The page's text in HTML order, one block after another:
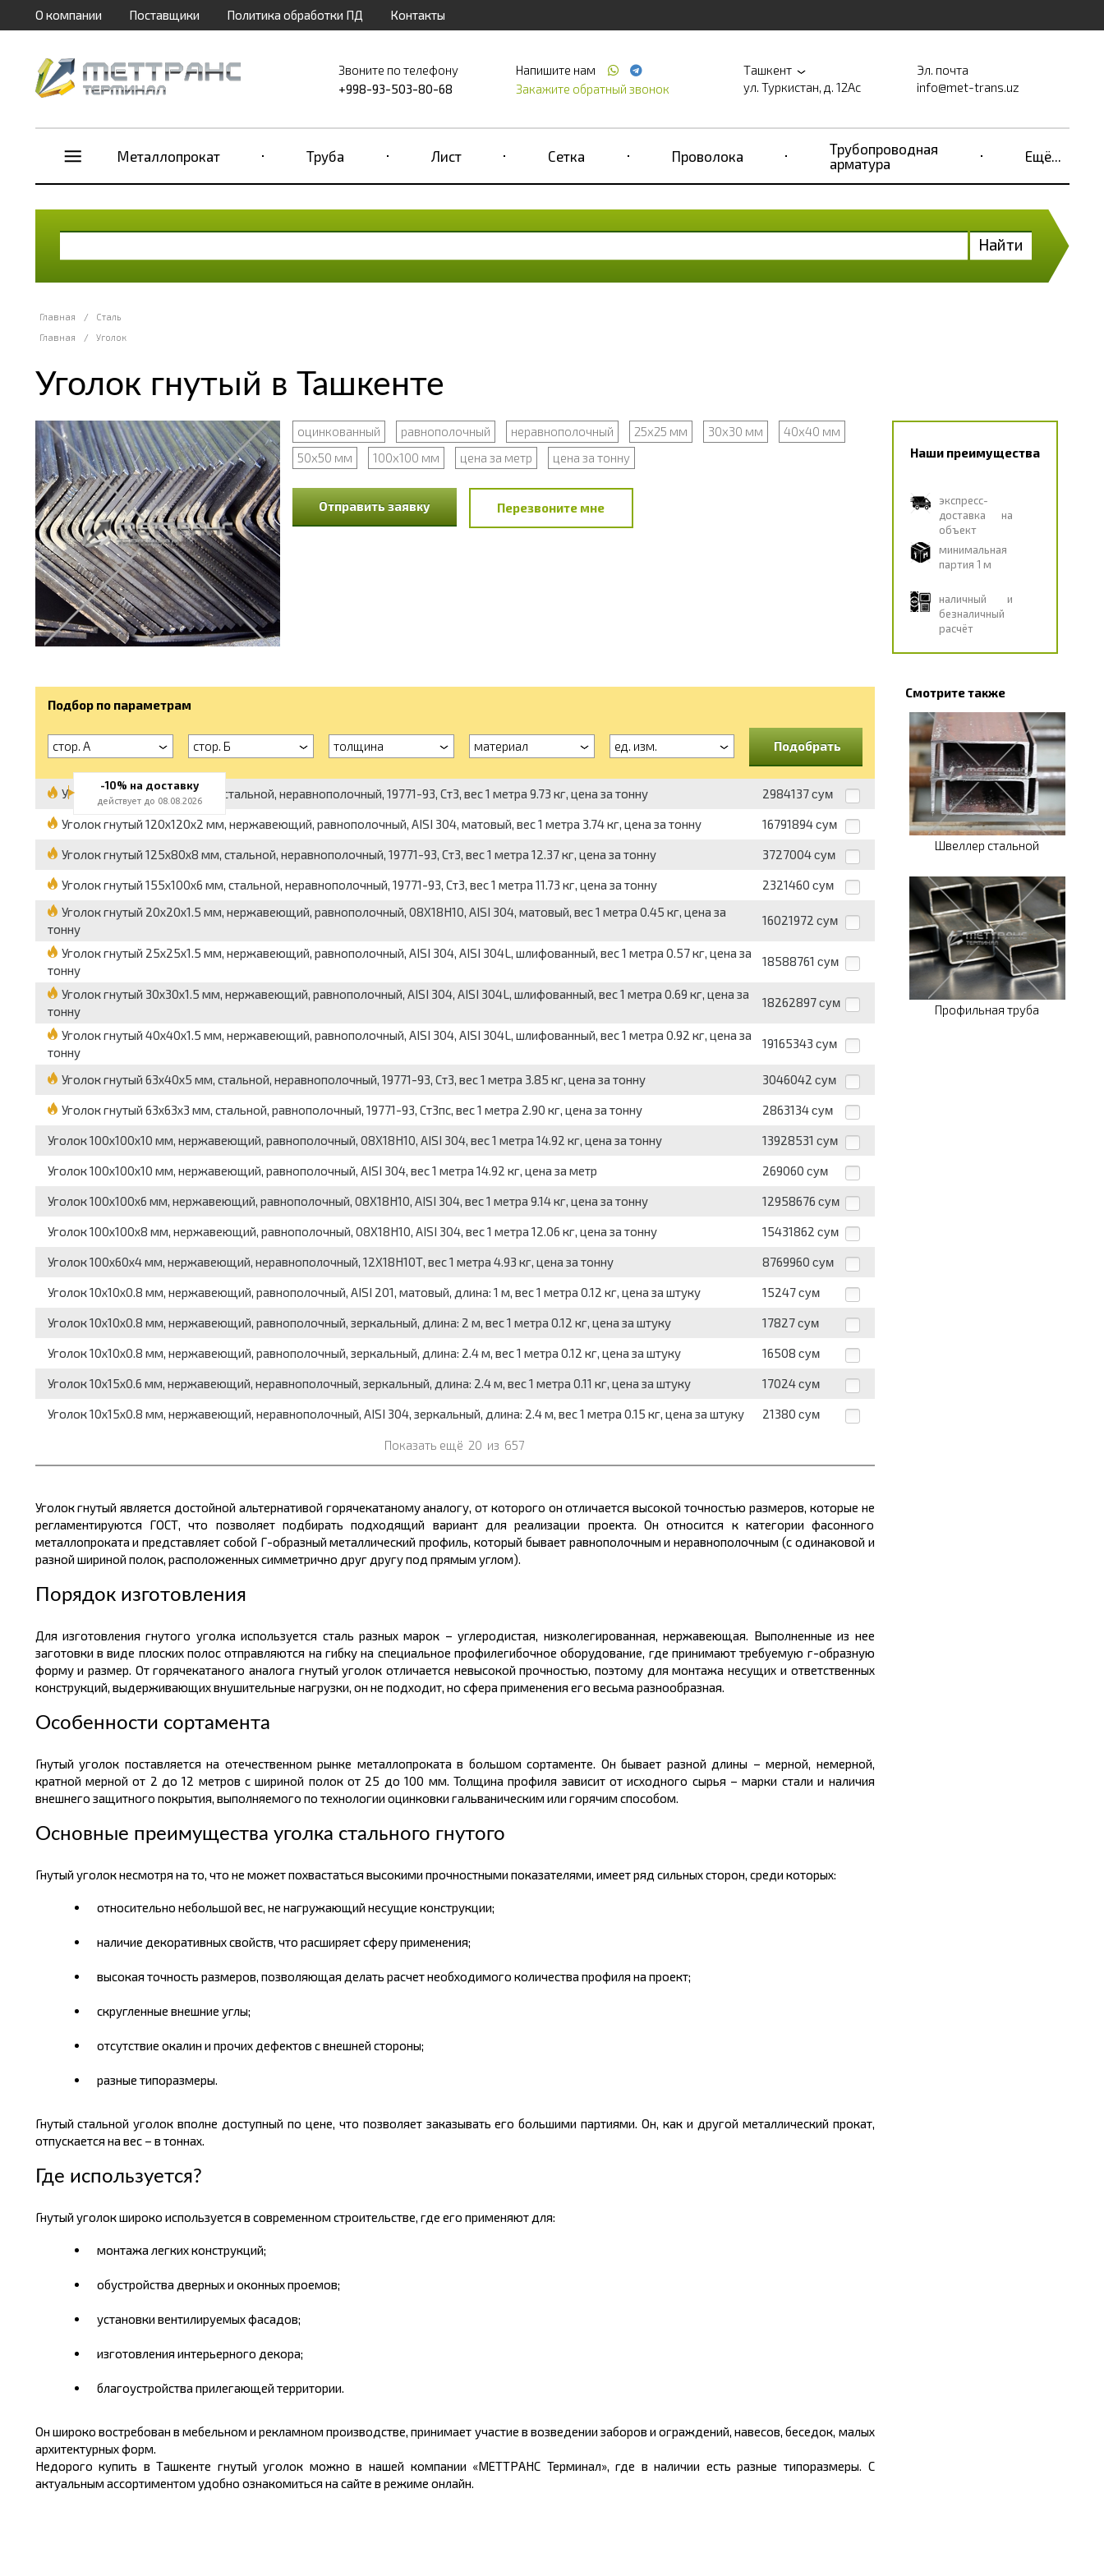
О компании Поставщики Политика обработки ПД Контакты
Звоните по телефону
+998-93-503-80-68
Напишите нам
Закажите обратный звонок
Ташкент
ул. Туркистан, д. 12Ас
Эл. почта
info@met-trans.uz
Металлопрокат Труба Лист Сетка Проволока
Трубопроводная
арматура
Ещё...
Найти
Главная /
Сталь
Главная
/ Уголок
Уголок гнутый в Ташкенте
оцинкованный равнополочный неравнополочный 25x25 мм 30x30 мм
40x40 мм
50x50 мм
100x100 мм цена за метр цена за тонну
Отправить заявку Перезвоните мне
Наши преимущества
экспресс-
доставка на
объект
минимальная
партия 1 м
наличный и
безналичный
расчёт
Подбор по параметрам
стор. А стор. Б толщина материал ед. изм. Подобрать
Уголок гнутый 100x63x8 мм, стальной, неравнополочный, 19771-93, Ст3, вес 1 метра 9.73 кг, цена за тонну 2984137 сум
Уголок гнутый 120x120x2 мм, нержавеющий, равнополочный, AISI 304, матовый, вес 1 метра 3.74 кг, цена за тонну 16791894 сум
Уголок гнутый 125x80x8 мм, стальной, неравнополочный, 19771-93, Ст3, вес 1 метра 12.37 кг, цена за тонну 3727004 сум
Уголок гнутый 155x100x6 мм, стальной, неравнополочный, 19771-93, Ст3, вес 1 метра 11.73 кг, цена за тонну 2321460 сум
Уголок гнутый 20x20x1.5 мм, нержавеющий, равнополочный, 08Х18Н10, AISI 304, матовый, вес 1 метра 0.45 кг, цена за
тонну
16021972 сум
Уголок гнутый 25x25x1.5 мм, нержавеющий, равнополочный, AISI 304, AISI 304L, шлифованный, вес 1 метра 0.57 кг, цена за
тонну
18588761 сум
Уголок гнутый 30x30x1.5 мм, нержавеющий, равнополочный, AISI 304, AISI 304L, шлифованный, вес 1 метра 0.69 кг, цена за
тонну
18262897 сум
Уголок гнутый 40x40x1.5 мм, нержавеющий, равнополочный, AISI 304, AISI 304L, шлифованный, вес 1 метра 0.92 кг, цена за
тонну
19165343 сум
Уголок гнутый 63x40x5 мм, стальной, неравнополочный, 19771-93, Ст3, вес 1 метра 3.85 кг, цена за тонну 3046042 сум
Уголок гнутый 63x63x3 мм, стальной, равнополочный, 19771-93, Ст3пс, вес 1 метра 2.90 кг, цена за тонну 2863134 сум
Уголок 100x100x10 мм, нержавеющий, равнополочный, 08Х18Н10, AISI 304, вес 1 метра 14.92 кг, цена за тонну 13928531 сум
Уголок 100x100x10 мм, нержавеющий, равнополочный, AISI 304, вес 1 метра 14.92 кг, цена за метр 269060 сум
Уголок 100x100x6 мм, нержавеющий, равнополочный, 08Х18Н10, AISI 304, вес 1 метра 9.14 кг, цена за тонну 12958676 сум
Уголок 100x100x8 мм, нержавеющий, равнополочный, 08Х18Н10, AISI 304, вес 1 метра 12.06 кг, цена за тонну 15431862 сум
Уголок 100x60x4 мм, нержавеющий, неравнополочный, 12Х18Н10Т, вес 1 метра 4.93 кг, цена за тонну 8769960 сум
Уголок 10x10x0.8 мм, нержавеющий, равнополочный, AISI 201, матовый, длина: 1 м, вес 1 метра 0.12 кг, цена за штуку 15247 сум
Уголок 10x10x0.8 мм, нержавеющий, равнополочный, зеркальный, длина: 2 м, вес 1 метра 0.12 кг, цена за штуку 17827 сум
Уголок 10x10x0.8 мм, нержавеющий, равнополочный, зеркальный, длина: 2.4 м, вес 1 метра 0.12 кг, цена за штуку 16508 сум
Уголок 10x15x0.6 мм, нержавеющий, неравнополочный, зеркальный, длина: 2.4 м, вес 1 метра 0.11 кг, цена за штуку 17024 сум
Уголок 10x15x0.8 мм, нержавеющий, неравнополочный, AISI 304, зеркальный, длина: 2.4 м, вес 1 метра 0.15 кг, цена за штуку 21380 сум
Показать ещё 20 из 657
Уголок гнутый является достойной альтернативой горячекатаному аналогу, от которого он отличается высокой точностью размеров, которые не
регламентируются ГОСТ, что позволяет подбирать подходящий вариант для реализации проекта. Он относится к категории фасонного
металлопрокатаи представляет собой Г-образныйметаллическийпрофиль, который бывает равнополочным инеравнополочным (с одинаковой и
разной шириной полок, расположенных симметрично друг другу под прямым углом).
Порядок изготовления
Для изготовления гнутого уголка используется сталь разных марок – углеродистая, низколегированная, нержавеющая. Выполненные из нее
заготовки в виде плоских полос отправляются на гибкуна специальное профилегибочное оборудование, где принимают требуемую г-образную
форму и размер. От горячекатаного аналога гнутый уголок отличается невысокой прочностью, поэтому для монтажа несущих и ответственных
конструкций, выдерживающих внушительные нагрузки, он не подходит, но сфера применения его весьма разнообразная.
Особенности сортамента
Гнутый уголок поставляется на отечественном рынке металлопроката в большом сортаменте. Он бывает разной длины – мерной, немерной,
кратной мерной от 2 до 12 метровс шириной полок от 25 до 100 мм. Толщина профиля зависит от исходного сырья – марки стали и наличия
внешнего защитного покрытия, выполняемого по технологии оцинковки гальваническим или горячим способом.
Основные преимущества уголка стального гнутого
Гнутый уголок несмотря на то, что не может похвастаться высокими прочностными показателями, имеет ряд сильных сторон, среди которых:
относительно небольшой вес, не нагружающий несущие конструкции;
наличие декоративных свойств, что расширяет сферу применения;
высокая точность размеров, позволяющая делать расчет необходимого количества профиля на проект;
скругленные внешние углы;
отсутствие окалин и прочих дефектов с внешней стороны;
разные типоразмеры.
Гнутый стальной уголок вполне доступный по цене, что позволяет заказывать его большими партиями. Он, как и другой металлический прокат,
отпускается на вес– в тоннах.
Где используется?
Гнутый уголок широко используется в современном строительстве, где его применяют для:
монтажа легких конструкций;
обустройства дверных и оконных проемов;
установки вентилируемых фасадов;
изготовления интерьерного декора;
благоустройства прилегающей территории.
Он широко востребован в мебельном и рекламном производстве, принимает участие в возведении заборов и ограждений, навесов, беседок, малых
архитектурных форм.
Недорогокупить в Ташкенте гнутый уголок можно в нашей компании «МЕТТРАНС Терминал», где в наличии есть разные типоразмеры. С
актуальным ассортиментом удобно ознакомиться на сайте в режиме онлайн.
Смотрите также
Швеллер стальной
Профильная труба
-10% на доставку
действует до 08.08.2026